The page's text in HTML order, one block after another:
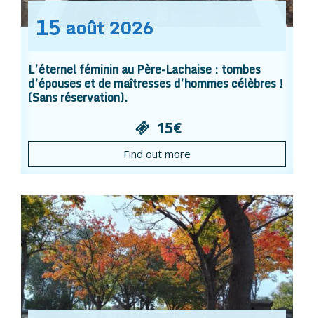
15 août 2026
L’éternel féminin au Père-Lachaise : tombes
d’épouses et de maîtresses d’hommes célèbres !
(Sans réservation).
15€
Find out more